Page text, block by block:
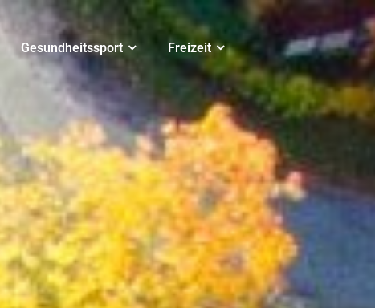
Gesundheitssport Freizeit